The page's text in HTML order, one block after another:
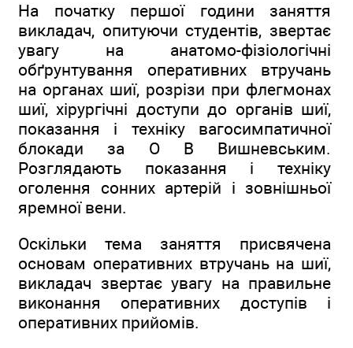
На початку першої години заняття
викладач, опитуючи студентів, звертає
увагу на анатомо-фізіологічні
обґрунтування оперативних втручань
на органах шиї, розрізи при флегмонах
шиї, хірургічні доступи до органів шиї,
показання і техніку вагосимпатичної
блокади за О В Вишневським.
Розглядають показання і техніку
оголення сонних артерій і зовнішньої
яремної вени.
Оскільки тема заняття присвячена
основам оперативних втручань на шиї,
викладач звертає увагу на правильне
виконання оперативних доступів і
оперативних прийомів.